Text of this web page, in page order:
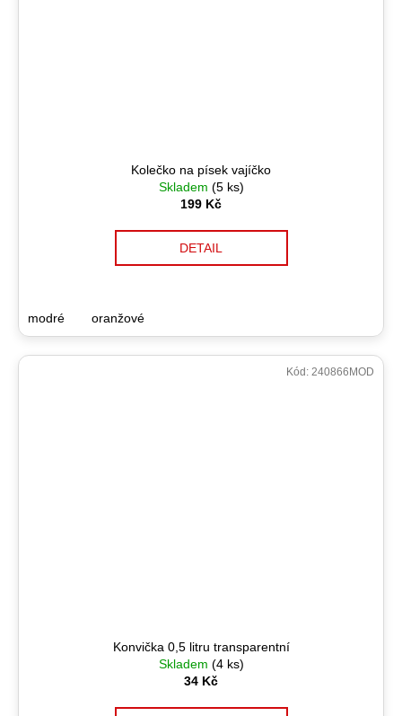
Kolečko na písek vajíčko
Skladem (5 ks)
199 Kč
DETAIL
modré oranžové
Konvička 0,5 litru transparentní
Skladem (4 ks)
34 Kč
Kód: 240866MOD